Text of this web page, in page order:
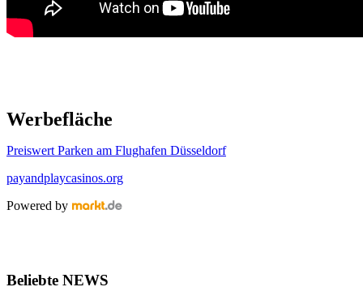
Werbefläche
Preiswert Parken am Flughafen Düsseldorf
payandplaycasinos.org
Powered by
Beliebte NEWS